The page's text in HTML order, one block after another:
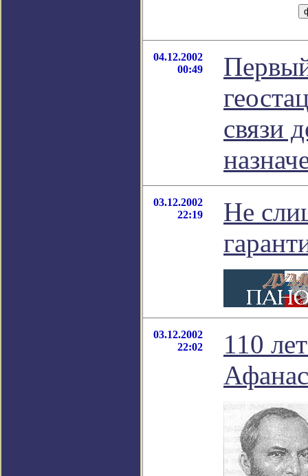
04.12.2002
00:49
связи
03.12.2002
22:19
Не
03.12.2002
22:02
110